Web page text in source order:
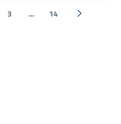
3 ... 14 Successiva